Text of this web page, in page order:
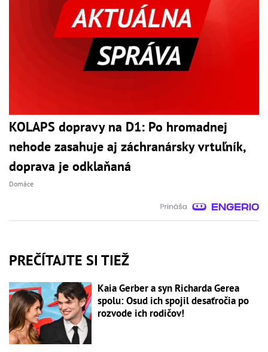
KOLAPS dopravy na D1: Po hromadnej
nehode zasahuje aj záchranársky vrtuľník,
doprava je odklaňaná
Domáce
PREČÍTAJTE SI TIEŽ
Kaia Gerber a syn Richarda Gerea
spolu: Osud ich spojil desaťročia po
rozvode ich rodičov!